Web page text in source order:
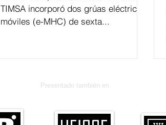
TIMSA incorporó dos grúas eléctricas
móviles (e-MHC) de sexta...
Presentado también en